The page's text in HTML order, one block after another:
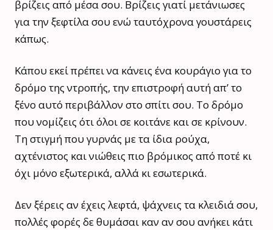
βρίζεις από μέσα σου. Βρίζεις γιατί μετάνιωσες
για την ξεφτίλα σου ενώ ταυτόχρονα γουστάρεις
κάπως.
Κάπου εκεί πρέπει να κάνεις ένα κουράγιο για το
δρόμο της ντροπής, την επιστροφή αυτή απ’ το
ξένο αυτό περιβάλλον στο σπίτι σου. Το δρόμο
που νομίζεις ότι όλοι σε κοιτάνε και σε κρίνουν.
Τη στιγμή που γυρνάς με τα ίδια ρούχα,
αχτένιστος και νιώθεις πιο βρόμικος από ποτέ κι
όχι μόνο εξωτερικά, αλλά κι εσωτερικά.
Δεν ξέρεις αν έχεις λεφτά, ψάχνεις τα κλειδιά σου,
πολλές φορές δε θυμάσαι καν αν σου ανήκει κάτι